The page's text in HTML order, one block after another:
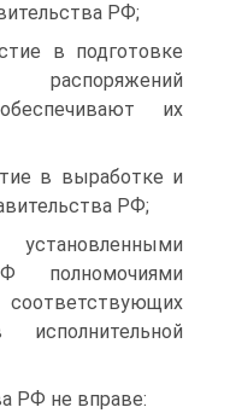
РФ;
в подготовке
их
в выработке и
РФ;
полномочиями
РФ не вправе: